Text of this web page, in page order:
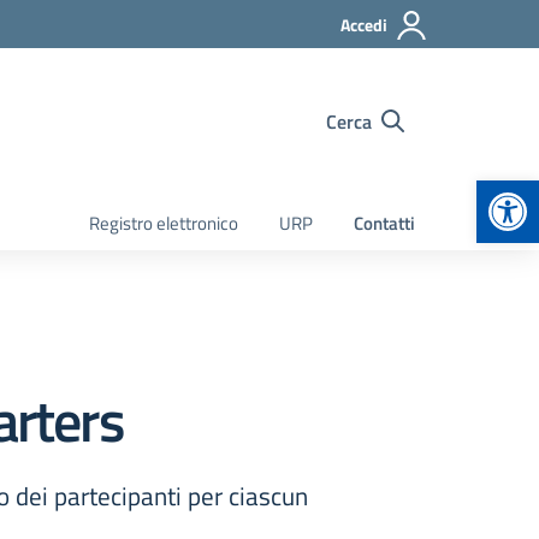
Accedi
Cerca
Registro elettronico URP Contatti
dei partecipanti per ciascun